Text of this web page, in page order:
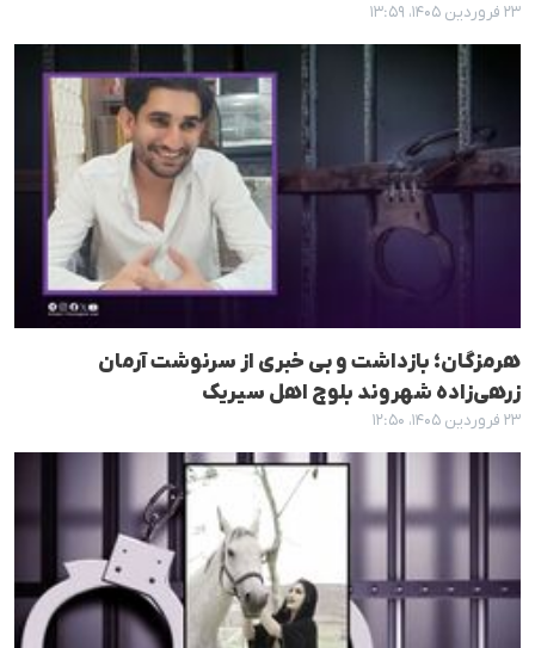
۲۳ فروردین ۱۴۰۵، ۱۳:۵۹
هرمزگان؛ بازداشت و بی خبری از سرنوشت آرمان
زرهی‌زاده شهروند بلوچ اهل سیریک
۲۳ فروردین ۱۴۰۵، ۱۲:۵۰